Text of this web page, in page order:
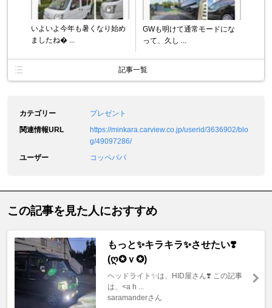
いよいよ今年も暑くなり始め
ましたね� ...
GWも明けて通常モードにな
って、久し ...
記事一覧
カテゴリー
プレゼント
関連情報URL
https://minkara.carview.co.jp/userid/3636902/blo
g/49097286/
ユーザー
コッペパパ
この記事を見た人におすすめ
もっと✨キラキラ✨させたい❣️
(ღ✪ｖ✪)
ヘッドライト✨は、HID屋さん❣️ この記事
は、<a h ...
saramanderさん